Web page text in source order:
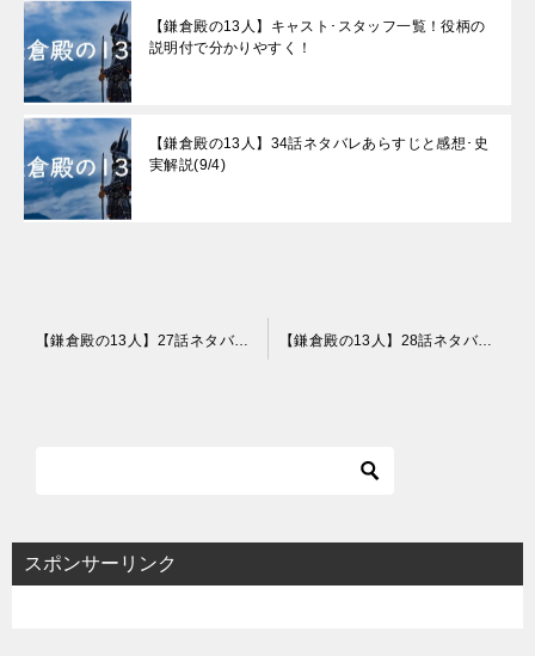
【鎌倉殿の13人】キャスト･スタッフ一覧！役柄の
説明付で分かりやすく！
【鎌倉殿の13人】34話ネタバレあらすじと感想･史
実解説(9/4)
シ
【鎌倉殿の13人】27話ネタバレあらすじと感想･史実解説(7/17) 【鎌倉殿の13人】28話ネタバレあらすじと感想･史実解説(7/24)
スポンサーリンク